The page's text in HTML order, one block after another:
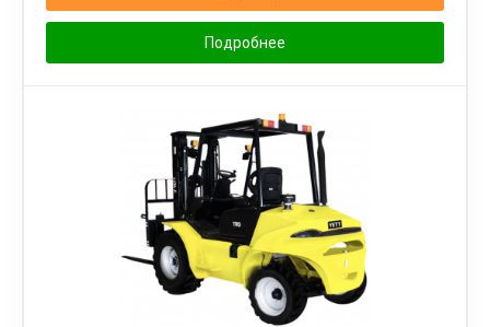
Подробнее